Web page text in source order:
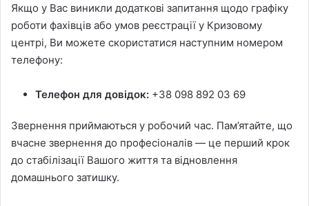
Якщо у Вас виникли додаткові запитання щодо графіку
роботи фахівців або умов реєстрації у Кризовому
центрі, Ви можете скористатися наступним номером
телефону:
Телефон для довідок: +38 098 892 03 69
Звернення приймаються у робочий час. Пам’ятайте, що
вчасне звернення до професіоналів — це перший крок
до стабілізації Вашого життя та відновлення
домашнього затишку.